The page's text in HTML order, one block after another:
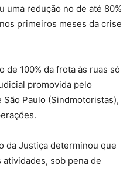
uma redução no de até 80%
primeiros meses da crise
de 100% da frota às ruas só
promovida pelo
Paulo (Sindmotoristas),
da Justiça determinou que
atividades, sob pena de